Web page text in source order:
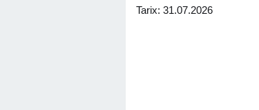
Kompüterin formatı
Tarix: 31.07.2026